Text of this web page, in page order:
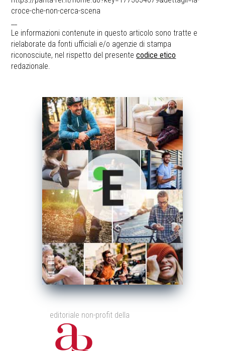
croce-che-non-cerca-scena
Le informazioni contenute in questo articolo sono tratte e
rielaborate da fonti ufficiali e/o agenzie di stampa
riconosciute, nel rispetto del presentecodice etico
redazionale.
editoriale non-profit della